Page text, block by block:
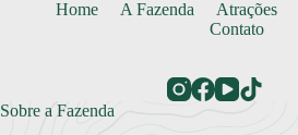
Home A Fazenda Atrações
Contato
Sobre a Fazenda